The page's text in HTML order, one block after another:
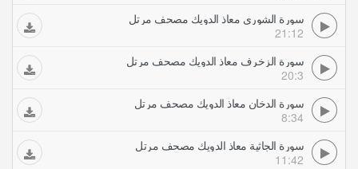
سورة الشورى معاذ الدويك مصحف مرتل
21:12
سورة الزخرف معاذ الدويك مصحف مرتل
20:3
سورة الدخان معاذ الدويك مصحف مرتل
8:34
سورة الجاثية معاذ الدويك مصحف مرتل
11:42